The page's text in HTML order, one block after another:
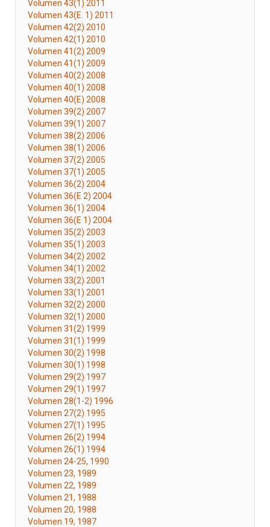
Volumen 43(1) 2011
Volumen 43(E. 1) 2011
Volumen 42(2) 2010
Volumen 42(1) 2010
Volumen 41(2) 2009
Volumen 41(1) 2009
Volumen 40(2) 2008
Volumen 40(1) 2008
Volumen 40(E) 2008
Volumen 39(2) 2007
Volumen 39(1) 2007
Volumen 38(2) 2006
Volumen 38(1) 2006
Volumen 37(2) 2005
Volumen 37(1) 2005
Volumen 36(2) 2004
Volumen 36(E 2) 2004
Volumen 36(1) 2004
Volumen 36(E 1) 2004
Volumen 35(2) 2003
Volumen 35(1) 2003
Volumen 34(2) 2002
Volumen 34(1) 2002
Volumen 33(2) 2001
Volumen 33(1) 2001
Volumen 32(2) 2000
Volumen 32(1) 2000
Volumen 31(2) 1999
Volumen 31(1) 1999
Volumen 30(2) 1998
Volumen 30(1) 1998
Volumen 29(2) 1997
Volumen 29(1) 1997
Volumen 28(1-2) 1996
Volumen 27(2) 1995
Volumen 27(1) 1995
Volumen 26(2) 1994
Volumen 26(1) 1994
Volumen 24-25, 1990
Volumen 23, 1989
Volumen 22, 1989
Volumen 21, 1988
Volumen 20, 1988
Volumen 19, 1987